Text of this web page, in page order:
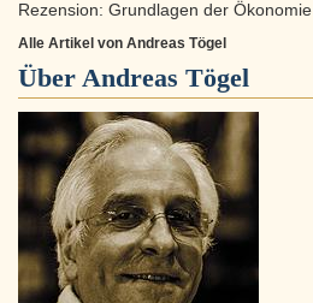
Rezension: Grundlagen der Ökonomie
Alle Artikel von Andreas Tögel
Über Andreas Tögel